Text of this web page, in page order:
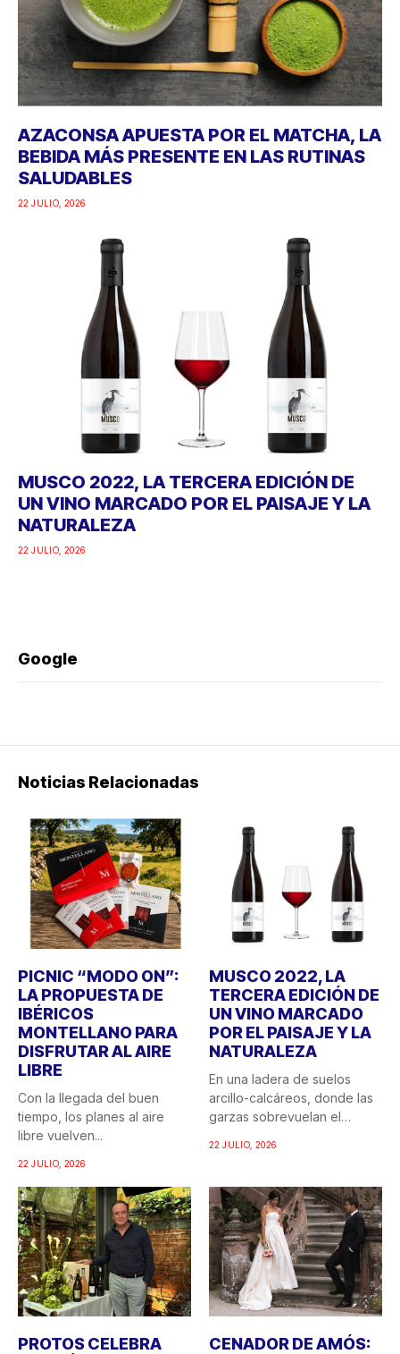
AZACONSA APUESTA POR EL MATCHA, LA
BEBIDA MÁS PRESENTE EN LAS RUTINAS
SALUDABLES
22 JULIO, 2026
MUSCO 2022, LA TERCERA EDICIÓN DE
UN VINO MARCADO POR EL PAISAJE Y LA
NATURALEZA
22 JULIO, 2026
Google
Noticias Relacionadas
PICNIC “MODO ON”:
LA PROPUESTA DE
IBÉRICOS
MONTELLANO PARA
DISFRUTAR AL AIRE
LIBRE
Con la llegada del buen
tiempo, los planes al aire
libre vuelven...
22 JULIO, 2026
MUSCO 2022, LA
TERCERA EDICIÓN DE
UN VINO MARCADO
POR EL PAISAJE Y LA
NATURALEZA
En una ladera de suelos
arcillo-calcáreos, donde las
garzas sobrevuelan el
22 JULIO, 2026
PROTOS CELEBRA
CENADOR DE AMÓS: